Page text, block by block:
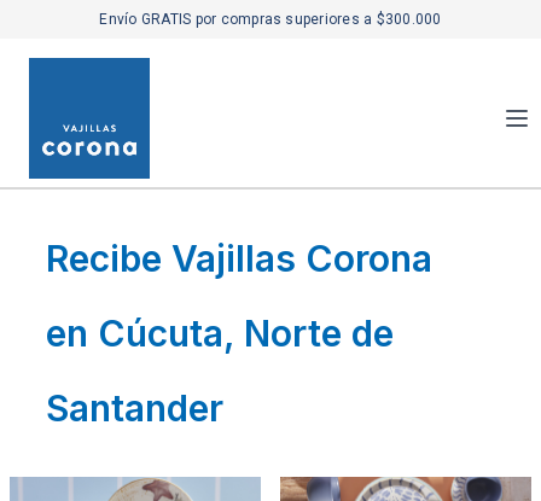
Envío GRATIS por compras superiores a $300.000
Recibe Vajillas Corona
en Cúcuta, Norte de
Santander